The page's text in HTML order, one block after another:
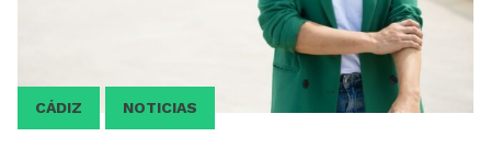
CÁDIZ NOTICIAS